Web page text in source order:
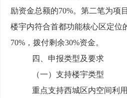
励资金总额的70%。第二笔为项
楼宇内符合首都功能核心区定位
70% ，拨付剩余30%资金。
四
、申报类型及要求
（一）支持楼宇类型
重点支持西城区内空间利